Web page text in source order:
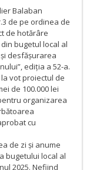
Balaban
de pe ordinea de
de hotărâre
bugetul local al
desfășurarea
ediția a 52-a.
vot proiectul de
de 100.000 lei
organizarea
cu
de zi și anume
bugetului local al
2025. Nefiind